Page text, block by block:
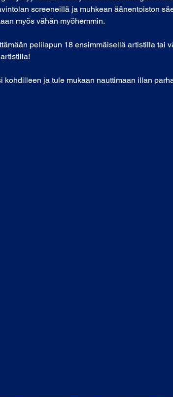
screeneillä ja muhkean äänentoiston
myös vähän myöhemmin.
pelilapun 18 ensimmäisellä artistilla tai
kohdilleen ja tule mukaan nauttimaan illan